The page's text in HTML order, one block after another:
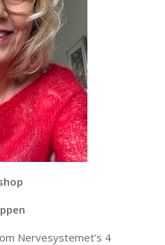
Nervesystemet’s 4